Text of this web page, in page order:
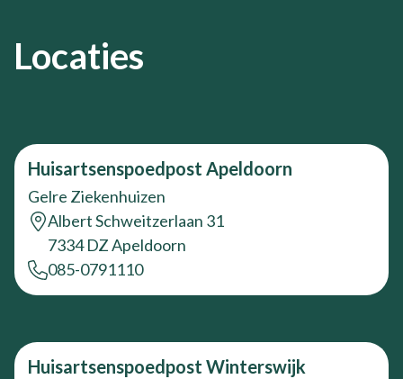
Locaties
Huisartsenspoedpost Apeldoorn
Gelre Ziekenhuizen
Albert Schweitzerlaan 31
7334 DZ Apeldoorn
085-0791110
Huisartsenspoedpost Winterswijk